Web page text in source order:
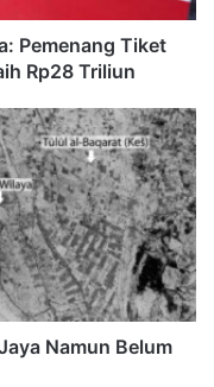
Pemenang Tiket
Rp28 Triliun
Namun Belum